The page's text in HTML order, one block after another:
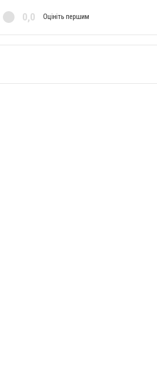
0,0 Оцініть першим